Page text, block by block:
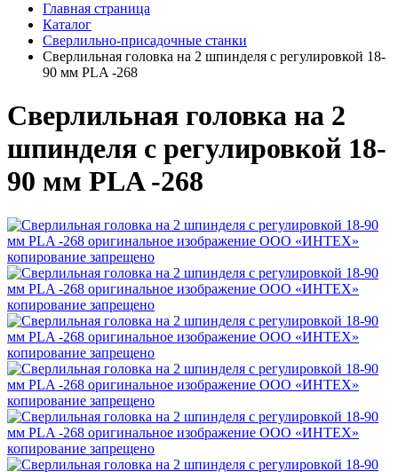
Главная страница
Каталог
Сверлильно-присадочные станки
Сверлильная головка на 2 шпинделя с регулировкой 18-
90 мм PLA -268
Сверлильная головка на 2
шпинделя с регулировкой 18-
90 мм PLA -268